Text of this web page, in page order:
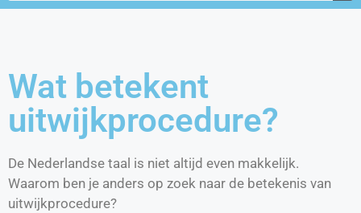
Wat betekent
uitwijkprocedure?
De Nederlandse taal is niet altijd even makkelijk.
Waarom ben je anders op zoek naar de betekenis van
uitwijkprocedure?